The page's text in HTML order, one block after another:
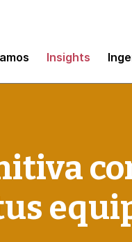
Insights